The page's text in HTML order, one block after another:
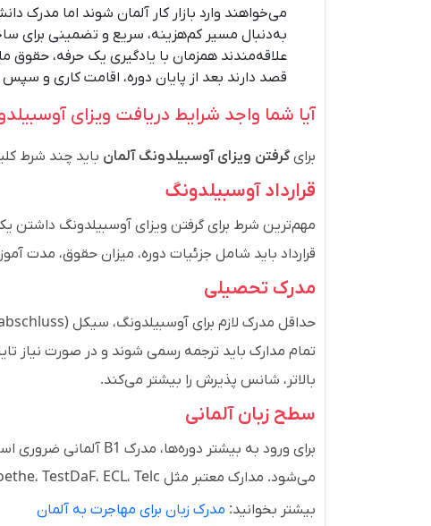
می‌خواهند وارد بازار کار آلمان شوند اما مدرک
به‌دنبال مسیر کم‌هزینه، سریع و تضمینی برای
علاقه‌مندند همزمان با یادگیری یک حرفه، حقوق
قصد دارند بعد از پایان دوره، اقامت کاری و سپس
آیا شما واجد شرایط دریافت ویزای
برایگرفتن ویزای آوسبیلدونگ آلمان باید چند شرط
قرارداد آوسبیلدونگ
مهم‌ترین شرط برای گرفتن ویزای آوسبیلدونگ
قرارداد باید شامل جزئیات دوره، میزان حقوق، مدت
مدرک تحصیلی
بالاتر، شانس پذیرش را بیشتر می‌کند.
سطح زبان آلمانی
می‌شود. مدارک معتبر مثل Goethe، TestDaF، ECL، Telc یا ÖSD پذیرفته می‌شود.
بیشتر بخوانید: مدرک زبان برای مهاجرت به آلمان